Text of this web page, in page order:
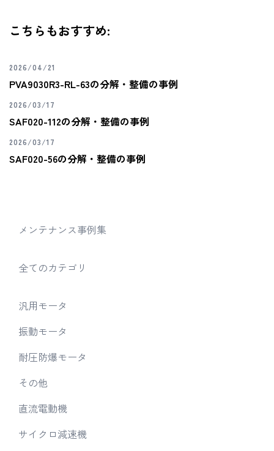
こちらもおすすめ:
2026/04/21
PVA9030R3-RL-63の分解・整備の事例
2026/03/17
SAF020-112の分解・整備の事例
2026/03/17
SAF020-56の分解・整備の事例
メンテナンス事例集
全てのカテゴリ
汎用モータ
振動モータ
耐圧防爆モータ
その他
直流電動機
サイクロ減速機